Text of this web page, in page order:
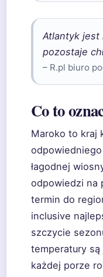
Atlantyk jest
pozostaje
– R.pl biuro
Co to
Maroko to kraj
łagodnej
odpowiedzi na
termin do
inclusive
szczycie
temperatury
każdej porze